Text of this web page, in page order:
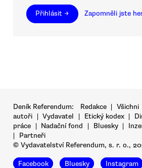
Přihlásit → Zapomněli jste
Deník Referendum: Redakce | Všichni
autoři | Vydavatel | Etický kodex |
práce | Nadační fond | Bluesky |
|
Partneři
© Vydavatelství Referendum, s. r. o.,
Facebook Bluesky Instagram